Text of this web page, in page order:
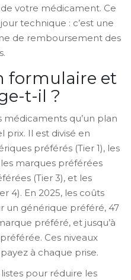
votre médicament. Ce
technique : c’est une
de remboursement des
formulaire et
t-il ?
médicaments qu’un plan
prix. Il est divisé en
préférés (Tier 1), les
marques préférées
(Tier 3), et les
4). En 2025, les coûts
un générique préféré, 47
préféré, et jusqu’à
Ces niveaux
à chaque prise.
pour réduire les